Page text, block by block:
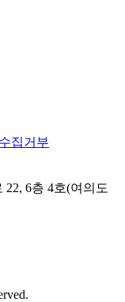
집거부
6층 4호(여의도